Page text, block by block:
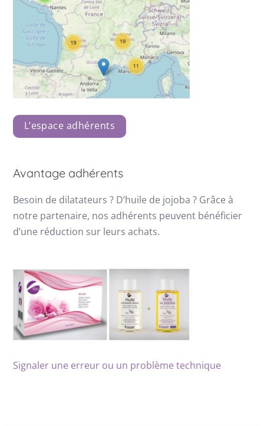
L’espace adhérents
Avantage adhérents
Besoin de dilatateurs ? D’huile de jojoba ? Grâce à
notre partenaire, nos adhérents peuvent bénéficier
d’une réduction sur leurs achats.
Signaler une erreur ou un problème technique